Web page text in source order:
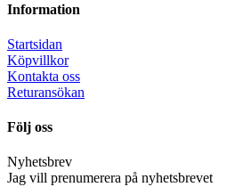
Information
Startsidan
Köpvillkor
Kontakta oss
Returansökan
Följ oss
Nyhetsbrev
Jag vill prenumerera på nyhetsbrevet